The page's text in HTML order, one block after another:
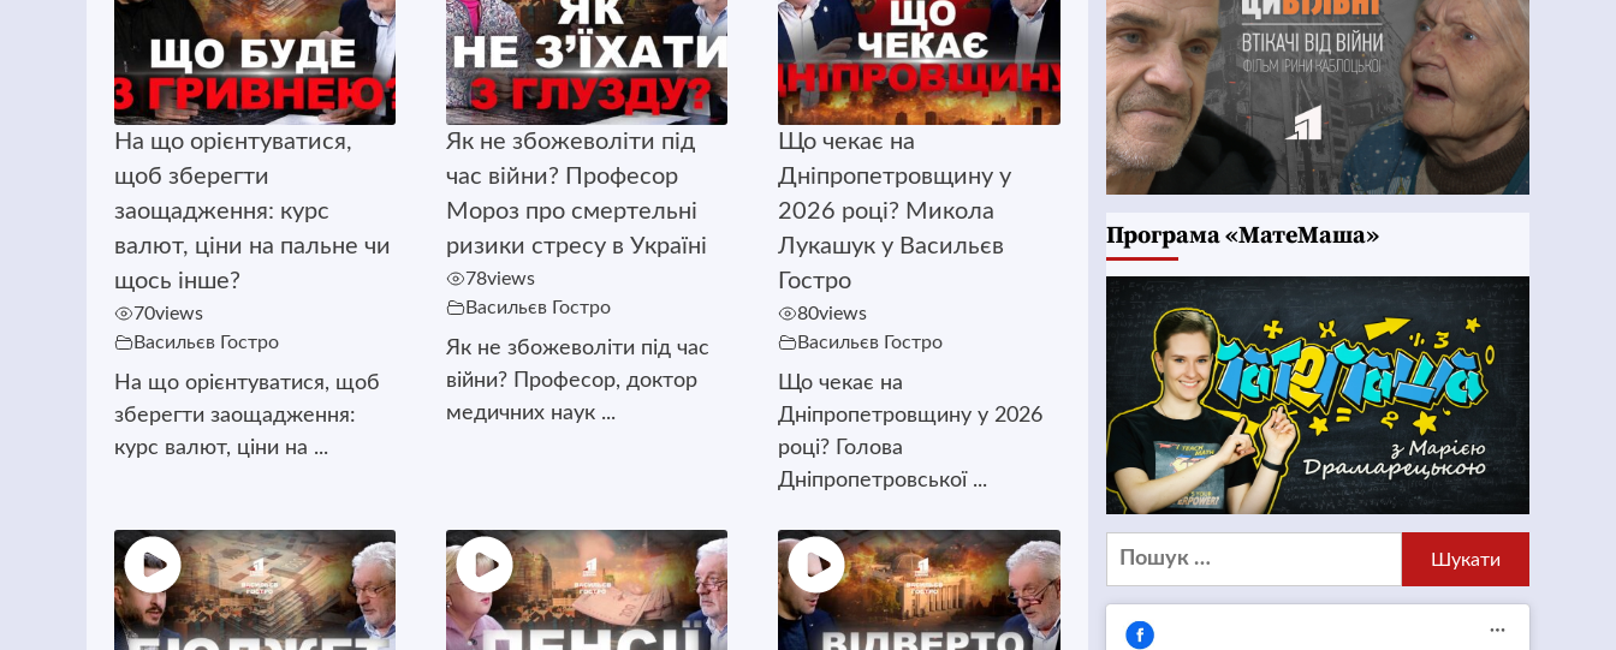
На що орієнтуватися,
щоб зберегти
заощадження: курс
валют, ціни на пальне чи
щось інше?
70views
Васильєв Гостро
На що орієнтуватися, щоб
зберегти заощадження:
курс валют, ціни на ...
Як не збожеволіти під
час війни? Професор
Мороз про смертельні
ризики стресу в Україні
78views
Васильєв Гостро
Як не збожеволіти під час
війни? Професор, доктор
медичних наук ...
Що чекає на
Дніпропетровщину у
2026 році? Микола
Лукашук у Васильєв
Гостро
80views
Васильєв Гостро
Що чекає на
Дніпропетровщину у 2026
році? Голова
Дніпропетровської ...
Програма «МатеМаша»
Пошук: